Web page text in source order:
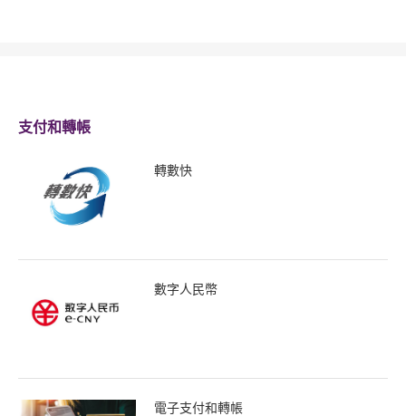
支付和轉帳
轉數快
數字人民幣
電子支付和轉帳